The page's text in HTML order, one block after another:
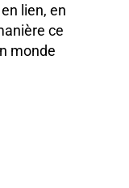
lien, en
ce
monde